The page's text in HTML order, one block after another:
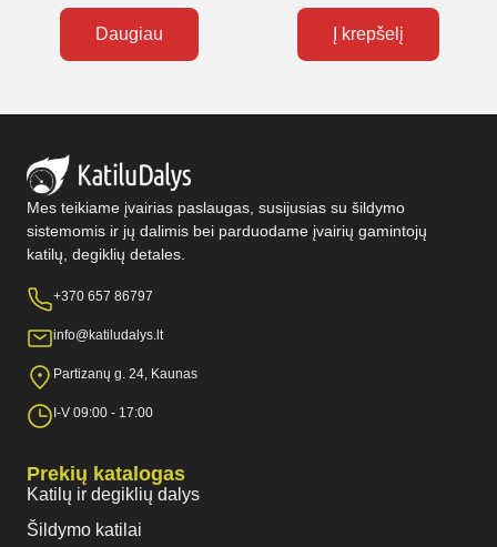
Daugiau Į krepšelį
Mes teikiame įvairias paslaugas, susijusias su šildymo
sistemomis ir jų dalimis bei parduodame įvairių gamintojų
katilų, degiklių detales.
+370 657 86797
info@katiludalys.lt
Partizanų g. 24, Kaunas
I-V 09:00 - 17:00
Prekių katalogas
Katilų ir degiklių dalys
Šildymo katilai